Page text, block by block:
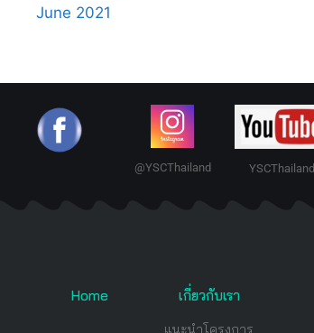
June 2021
@YSCThailand YSCThailand
Home เกี่ยวกับเรา
แนะนำโครงการ